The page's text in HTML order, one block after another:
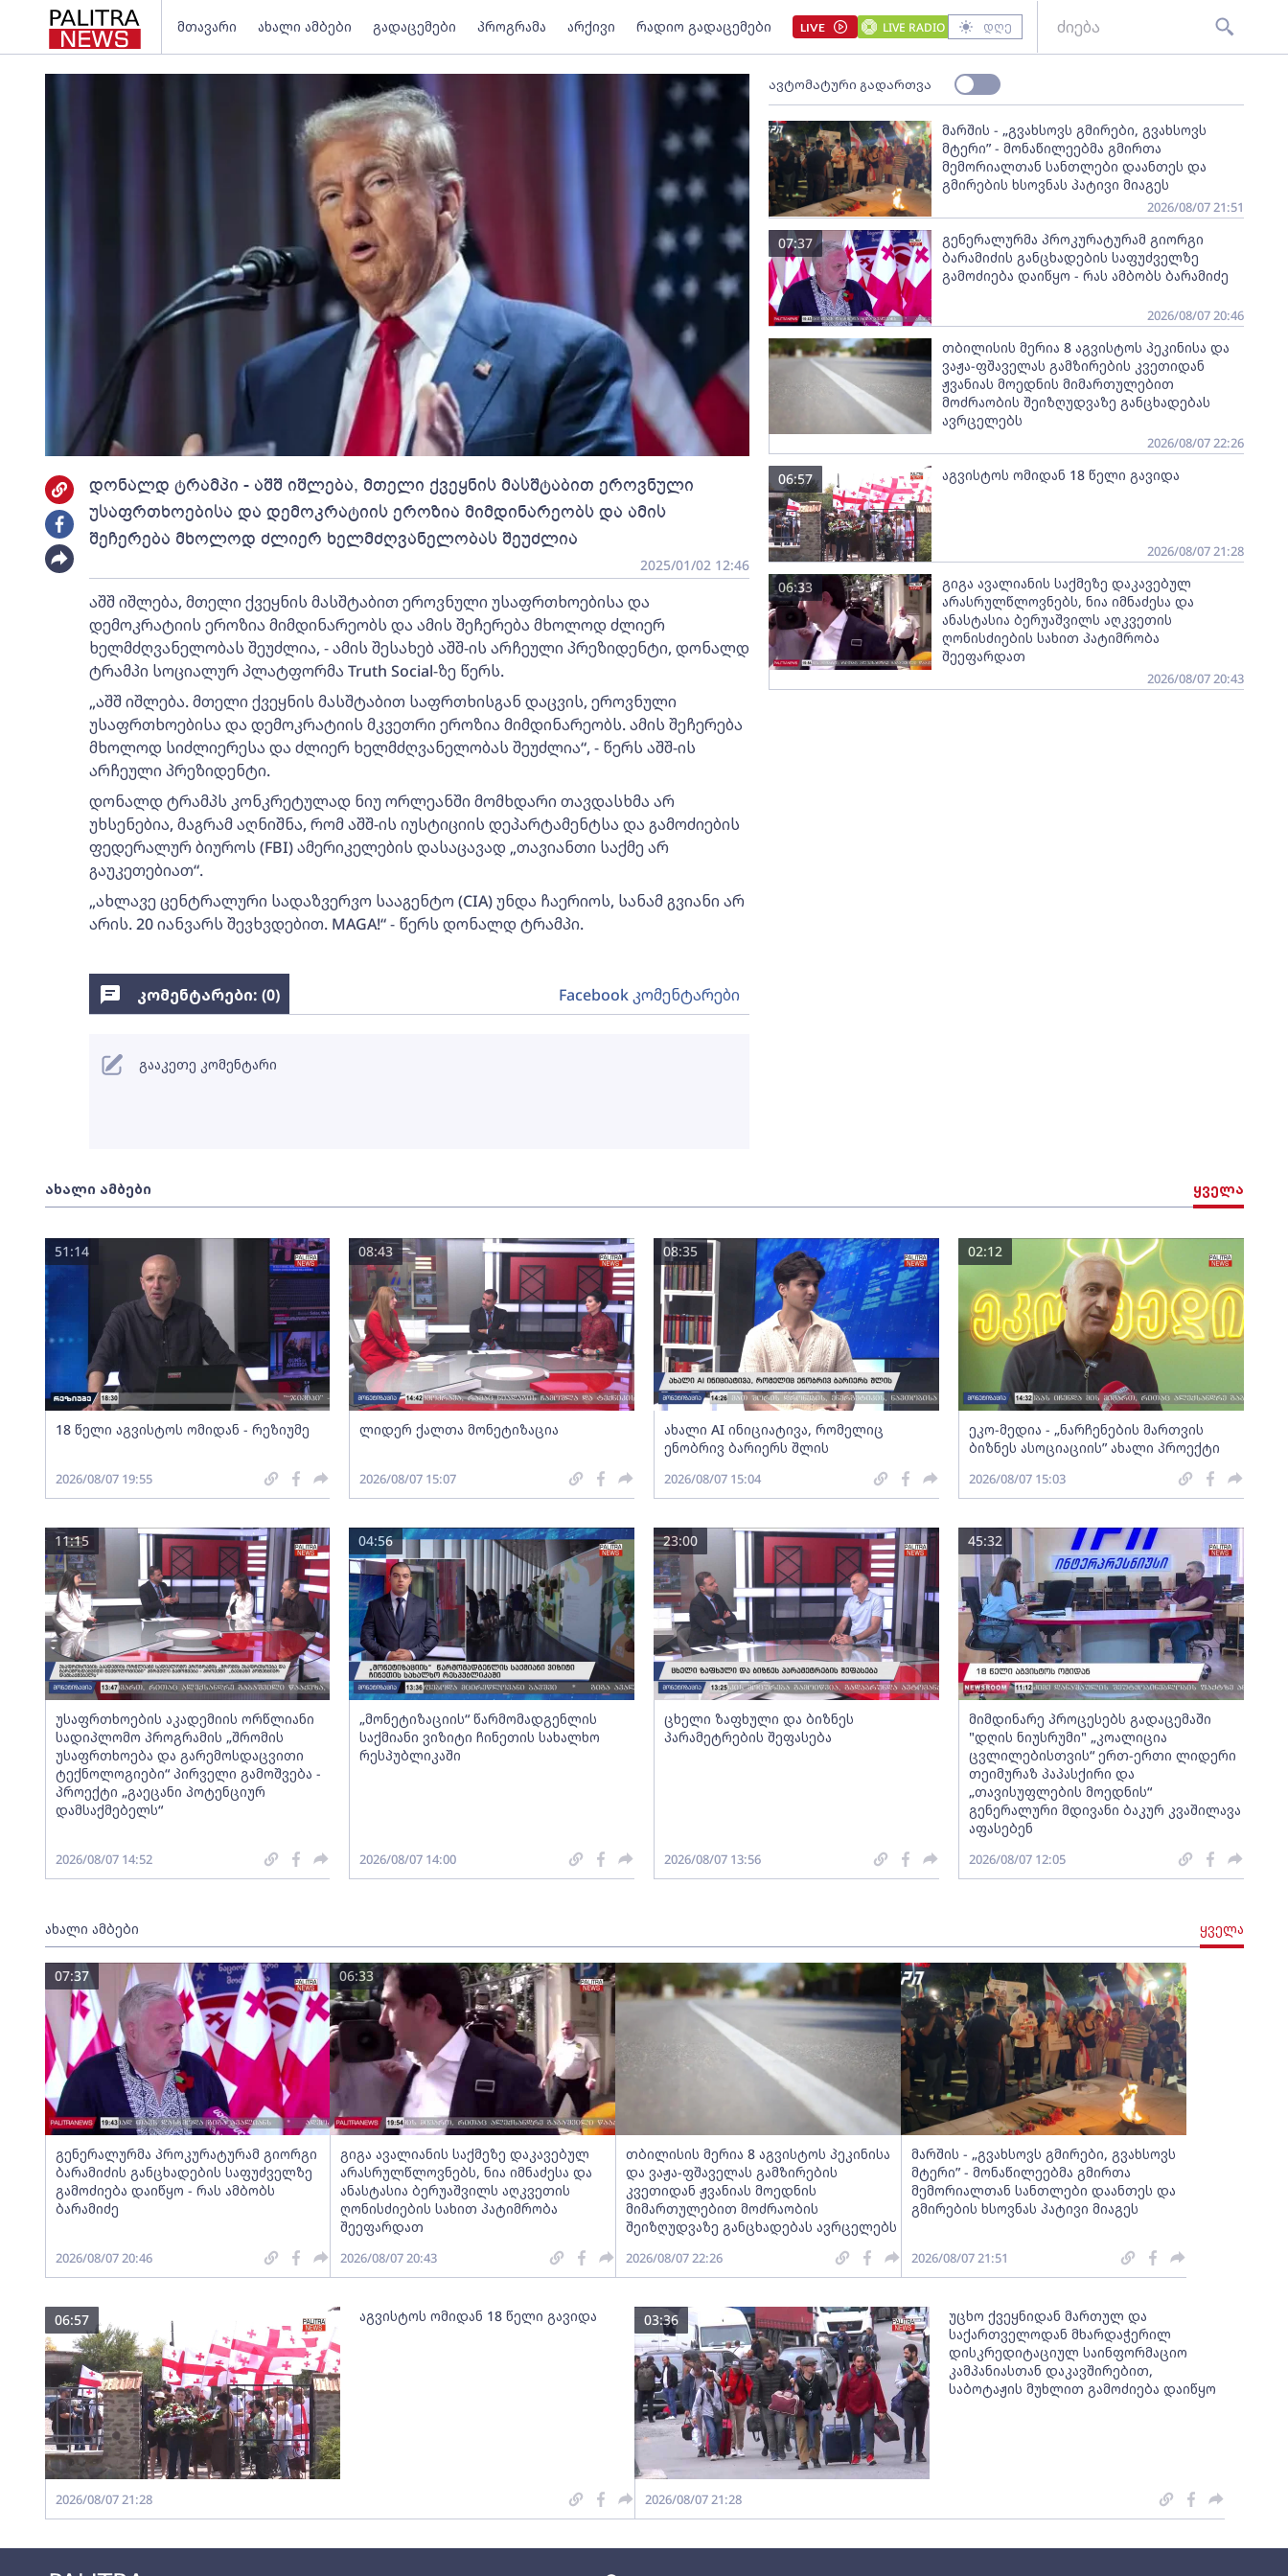
მთავარი ახალი ამბები გადაცემები პროგრამა არქივი რადიო გადაცემები LIVE LIVE RADIO დღე
დონალდ ტრამპი - აშშ იშლება, მთელი ქვეყნის მასშტაბით ეროვნული
უსაფრთხოებისა და დემოკრატიის ეროზია მიმდინარეობს და ამის
შეჩერება მხოლოდ ძლიერ ხელმძღვანელობას შეუძლია
2025/01/02 12:46
აშშ იშლება, მთელი ქვეყნის მასშტაბით ეროვნული უსაფრთხოებისა და
დემოკრატიის ეროზია მიმდინარეობს და ამის შეჩერება მხოლოდ ძლიერ
ხელმძღვანელობას შეუძლია, - ამის შესახებ აშშ-ის არჩეული პრეზიდენტი, დონალდ
ტრამპი სოციალურ პლატფორმა Truth Social-ზე წერს.
„აშშ იშლება. მთელი ქვეყნის მასშტაბით საფრთხისგან დაცვის, ეროვნული
უსაფრთხოებისა და დემოკრატიის მკვეთრი ეროზია მიმდინარეობს. ამის შეჩერება
მხოლოდ სიძლიერესა და ძლიერ ხელმძღვანელობას შეუძლია“, - წერს აშშ-ის
არჩეული პრეზიდენტი.
დონალდ ტრამპს კონკრეტულად ნიუ ორლეანში მომხდარი თავდასხმა არ
უხსენებია, მაგრამ აღნიშნა, რომ აშშ-ის იუსტიციის დეპარტამენტსა და გამოძიების
ფედერალურ ბიუროს (FBI) ამერიკელების დასაცავად „თავიანთი საქმე არ
გაუკეთებიათ“.
„ახლავე ცენტრალური სადაზვერვო სააგენტო (CIA) უნდა ჩაერიოს, სანამ გვიანი არ
არის. 20 იანვარს შევხვდებით. MAGA!“ - წერს დონალდ ტრამპი.
ავტომატური გადართვა
მარშის - „გვახსოვს გმირები, გვახსოვს
მტერი” - მონაწილეებმა გმირთა
მემორიალთან სანთლები დაანთეს და
გმირების ხსოვნას პატივი მიაგეს
2026/08/07 21:51
გენერალურმა პროკურატურამ გიორგი
ბარამიძის განცხადების საფუძველზე
გამოძიება დაიწყო - რას ამბობს ბარამიძე
07:37
2026/08/07 20:46
თბილისის მერია 8 აგვისტოს პეკინისა და
ვაჟა-ფშაველას გამზირების კვეთიდან
ჟვანიას მოედნის მიმართულებით
მოძრაობის შეიზღუდვაზე განცხადებას
ავრცელებს
2026/08/07 22:26
აგვისტოს ომიდან 18 წელი გავიდა
06:57
2026/08/07 21:28
გიგა ავალიანის საქმეზე დაკავებულ
არასრულწლოვნებს, ნია იმნაძესა და
ანასტასია ბერუაშვილს აღკვეთის
ღონისძიების სახით პატიმრობა
შეეფარდათ
06:33
2026/08/07 20:43
ახალი ამბები ყველა
18 წელი აგვისტოს ომიდან - რეზიუმე
51:14
2026/08/07 19:55
ლიდერ ქალთა მონეტიზაცია
08:43
2026/08/07 15:07
ახალი AI ინიციატივა, რომელიც
ენობრივ ბარიერს შლის
08:35
2026/08/07 15:04
ეკო-მედია - „ნარჩენების მართვის
ბიზნეს ასოციაციის” ახალი პროექტი
02:12
2026/08/07 15:03
უსაფრთხოების აკადემიის ორწლიანი
სადიპლომო პროგრამის „შრომის
უსაფრთხოება და გარემოსდაცვითი
ტექნოლოგიები“ პირველი გამოშვება -
პროექტი „გაეცანი პოტენციურ
დამსაქმებელს“
11:15
2026/08/07 14:52
„მონეტიზაციის“ წარმომადგენლის
საქმიანი ვიზიტი ჩინეთის სახალხო
რესპუბლიკაში
04:56
2026/08/07 14:00
ცხელი ზაფხული და ბიზნეს
პარამეტრების შეფასება
23:00
2026/08/07 13:56
მიმდინარე პროცესებს გადაცემაში
"დღის ნიუსრუმი" „კოალიცია
ცვლილებისთვის“ ერთ-ერთი ლიდერი
თეიმურაზ პაპასქირი და
„თავისუფლების მოედნის“
გენერალური მდივანი ბაკურ კვაშილავა
აფასებენ
45:32
2026/08/07 12:05
ახალი ამბები ყველა
გენერალურმა პროკურატურამ გიორგი
ბარამიძის განცხადების საფუძველზე
გამოძიება დაიწყო - რას ამბობს
ბარამიძე
07:37
2026/08/07 20:46
გიგა ავალიანის საქმეზე დაკავებულ
არასრულწლოვნებს, ნია იმნაძესა და
ანასტასია ბერუაშვილს აღკვეთის
ღონისძიების სახით პატიმრობა
შეეფარდათ
06:33
2026/08/07 20:43
თბილისის მერია 8 აგვისტოს პეკინისა
და ვაჟა-ფშაველას გამზირების
კვეთიდან ჟვანიას მოედნის
მიმართულებით მოძრაობის
შეიზღუდვაზე განცხადებას ავრცელებს
2026/08/07 22:26
მარშის - „გვახსოვს გმირები, გვახსოვს
მტერი” - მონაწილეებმა გმირთა
მემორიალთან სანთლები დაანთეს და
გმირების ხსოვნას პატივი მიაგეს
2026/08/07 21:51
აგვისტოს ომიდან 18 წელი გავიდა
06:57
2026/08/07 21:28
უცხო ქვეყნიდან მართულ და
საქართველოდან მხარდაჭერილ
დისკრედიტაციულ საინფორმაციო
კამპანიასთან დაკავშირებით,
საბოტაჟის მუხლით გამოძიება დაიწყო
03:36
2026/08/07 21:28
კომენტარები: (0) Facebook კომენტარები
გააკეთე კომენტარი